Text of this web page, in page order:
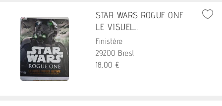
STAR WARS ROGUE ONE
LE VISUEL...
Finistère
29200 Brest
18,00 €